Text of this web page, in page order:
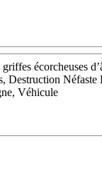
écorcheuses
Destruction Néfaste
Véhicule